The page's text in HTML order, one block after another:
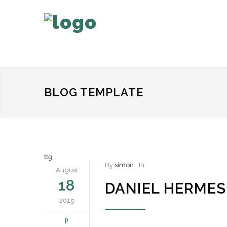
BLOG TEMPLATE
ttg
August
18
2015
By simon In
DANIEL HERMES